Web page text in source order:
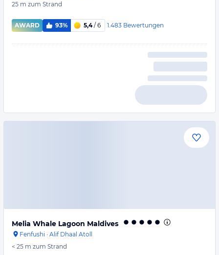
25 m zum Strand
AWARD 93% 5,4/ 6 1.483 Bewertungen
Melia Whale Lagoon Maldives
Fenfushi · Alif Dhaal Atoll
< 25 m zum Strand